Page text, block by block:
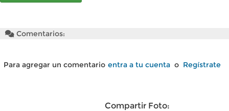
Comentarios:
Para agregar un comentario entra a tu cuenta o Regístrate
Compartir Foto: